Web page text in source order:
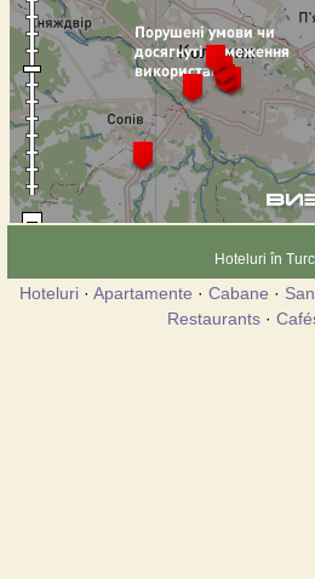
Hoteluri în
Hoteluri· Apartamente · Cabane ·
Restaurants ·